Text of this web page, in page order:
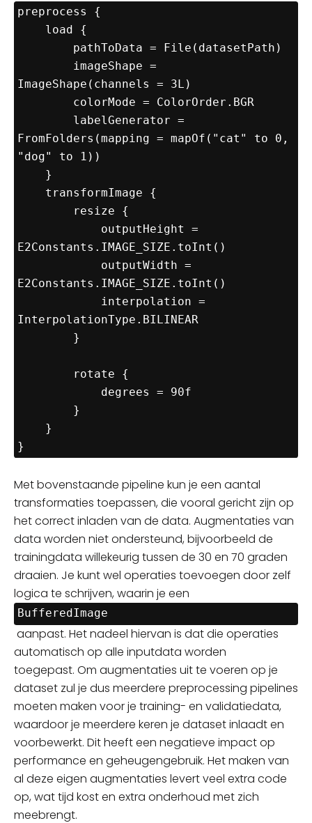
preprocess {
ImageShape(channels = 3L)
FromFolders(mapping = mapOf("cat" to 0,
"dog" to 1))
E2Constants.IMAGE_SIZE.toInt()
E2Constants.IMAGE_SIZE.toInt()
InterpolationType.BILINEAR
}
Metbovenstaande pipeline kun je een aantal
transformaties toepassen, die vooral gericht zijn op
het correct inladen van de data. Augmentaties van
data worden niet ondersteund, bijvoorbeeld de
trainingdata willekeurig tussen de 30 en 70 graden
draaien. Je kunt wel operaties toevoegen door zelf
logica te schrijven,waarin je een
BufferedImage
aanpast. Het nadeel hiervan is dat die operaties
automatisch op alle inputdata worden
toegepast. Om augmentaties uit te voeren op je
dataset zul je dus meerdere preprocessing pipelines
moeten maken voor je training- en validatiedata,
waardoor je meerdere keren je dataset inlaadt en
voorbewerkt. Dit heeft een negatieve impact op
performance en geheugengebruik. Het maken van
al deze eigen augmentaties levert veel extra code
op, wat tijd kost en extra onderhoud met zich
meebrengt.